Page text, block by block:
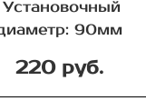
Установочный
90мм
220 руб.